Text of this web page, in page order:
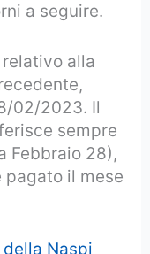
a seguire.
relativo alla
02/2023. Il
sempre
Febbraio 28),
pagato il mese
Naspi